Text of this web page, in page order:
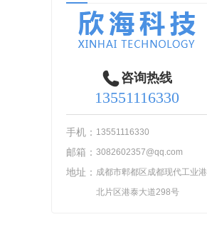
咨询热线
13551116330
手机： 13551116330
邮箱： 3082602357@qq.com
地址： 成都市郫都区成都现代工业港
北片区港泰大道298号